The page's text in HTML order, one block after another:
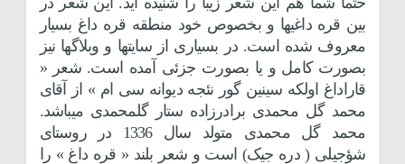
بین قره داغیها و بخصوص خود منطقه قره داغ بسیار
معروف شده است. در بسیاری از سایتها و وبلاگها نیز
بصورت کامل و یا بصورت جزئی آمده است. شعر «
قاراداغ اولکه سینین گور نئجه دیوانه سی ام » از آقای
محمد گل محمدی برادرزاده ستار گلمحمدی میباشد.
محمد گل محمدی متولد سال 1336 در روستای
شؤجیلی ( دره جیک) است و شعر بلند « قره داغ » را